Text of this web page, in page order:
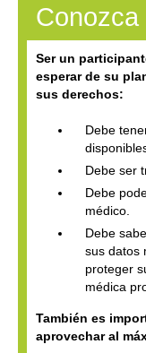
Ser un
esperar de su
sus derechos:
Debe
Debe ser
Debe
médico.
Debe
sus datos
proteger
médica
También es
aprovechar al